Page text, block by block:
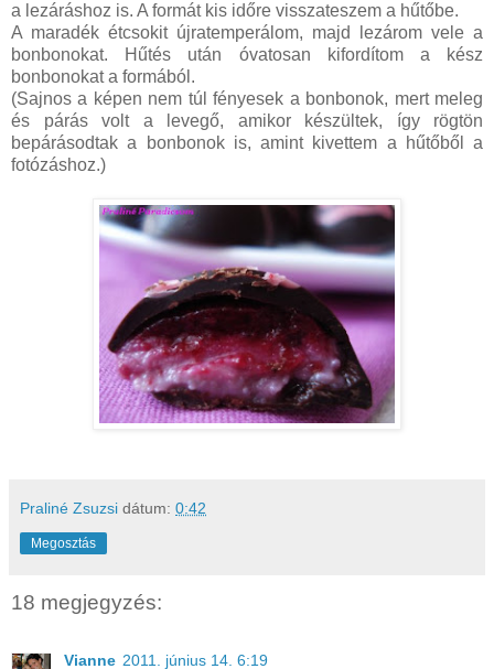
a lezáráshoz is. A formát kis időre visszateszem a hűtőbe.
A maradék étcsokit újratemperálom, majd lezárom vele a
bonbonokat. Hűtés után óvatosan kifordítom a kész
bonbonokat a formából.
(Sajnos a képen nem túl fényesek a bonbonok, mert meleg
és párás volt a levegő, amikor készültek, így rögtön
bepárásodtak a bonbonok is, amint kivettem a hűtőből a
fotózáshoz.)
Praliné Zsuzsi dátum: 0:42
Megosztás
18 megjegyzés:
Vianne 2011. június 14. 6:19